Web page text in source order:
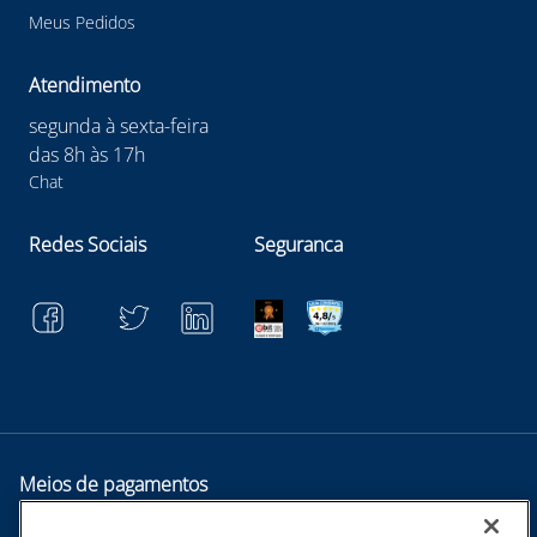
Meus Pedidos
Atendimento
segunda à sexta-feira
das 8h às 17h
Chat
Redes Sociais Seguranca
Meios de pagamentos